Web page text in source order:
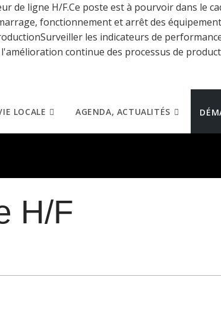
ligne H/F.Ce poste est à pourvoir dans le
fonctionnement et arrêt des
les indicateurs de
continue des processus de
LOCALE AGENDA, ACTUALITÉS
H/F